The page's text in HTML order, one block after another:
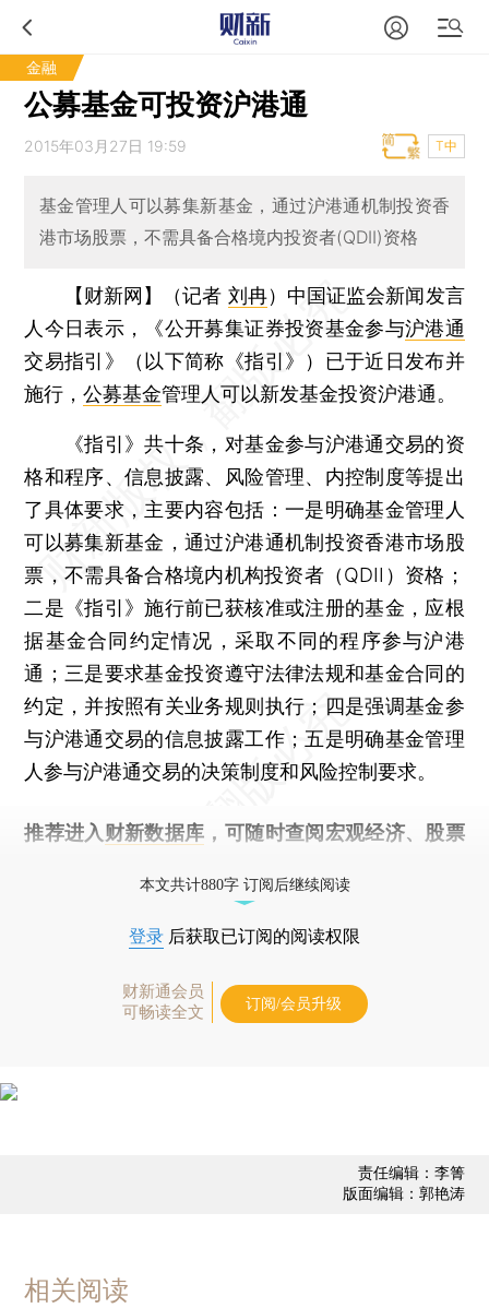
金融
公募基金可投资沪港通
2015年03月27日 19:59 T中
基金管理人可以募集新基金，通过沪港通机制投资香
港市场股票，不需具备合格境内投资者(QDII)资格
【财新网】（记者 刘冉） 中国证监会新闻发言
人今日表示，《公开募集证券投资基金参与沪港通
交易指引》（以下简称《指引》）已于近日发布并
施行，公募基金管理人可以新发基金投资沪港通。
《指引》共十条，对基金参与沪港通交易的资
格和程序、信息披露、风险管理、内控制度等提出
了具体要求，主要内容包括：一是明确基金管理人
可以募集新基金，通过沪港通机制投资香港市场股
票，不需具备合格境内机构投资者（QDII）资格；
二是《指引》施行前已获核准或注册的基金，应根
据基金合同约定情况，采取不同的程序参与沪港
通；三是要求基金投资遵守法律法规和基金合同的
约定，并按照有关业务规则执行；四是强调基金参
与沪港通交易的信息披露工作；五是明确基金管理
人参与沪港通交易的决策制度和风险控制要求。
推荐进入 财新数据库 ，可随时查阅宏观经济、股票
本文共计880字 订阅后继续阅读
登录 后获取已订阅的阅读权限
财新通会员
可畅读全文
订阅/会员升级
责任编辑：李箐
版面编辑：郭艳涛
相关阅读